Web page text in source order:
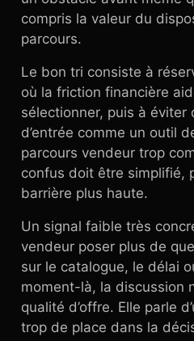
compris la valeur du
parcours.
Le bon tri consiste à
où la friction financière
sélectionner, puis à éviter
d’entrée comme un outil
parcours vendeur trop
confus doit être simplifié,
barrière plus haute.
Un signal faible très
vendeur poser plus de
sur le catalogue, le délai
moment-là, la discussion
qualité d’offre. Elle parle
trop de place dans la